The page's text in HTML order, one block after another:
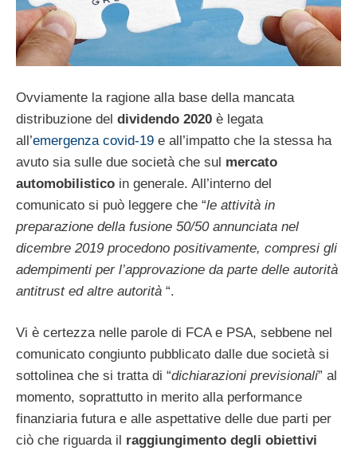
Ovviamente la ragione alla base della mancata
distribuzione del dividendo 2020 è legata
all’emergenza covid-19 e all’impatto che la stessa ha
avuto sia sulle due società che sul mercato
automobilistico in generale. All’interno del
comunicato si può leggere che “le attività in
preparazione della fusione 50/50 annunciata nel
dicembre 2019 procedono positivamente, compresi gli
adempimenti per l’approvazione da parte delle autorità
antitrust ed altre autorità “.
Vi è certezza nelle parole di FCA e PSA, sebbene nel
comunicato congiunto pubblicato dalle due società si
sottolinea che si tratta di “dichiarazioni previsionali” al
momento, soprattutto in merito alla performance
finanziaria futura e alle aspettative delle due parti per
ciò che riguarda il raggiungimento degli obiettivi